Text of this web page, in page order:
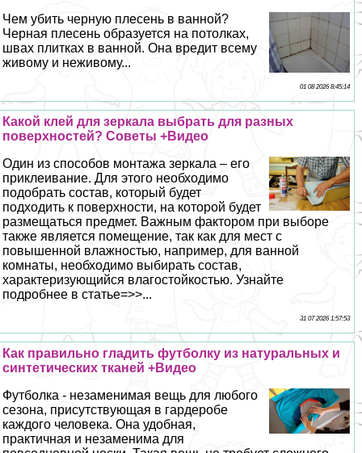
Чем убить черную плесень в ванной?
Черная плесень образуется на потолках,
швах плитках в ванной. Она вредит всему
живому и неживому...
01 08 2026 8:45:14
Какой клей для зеркала выбрать для разных
поверхностей? Советы +Видео
Один из способов монтажа зеркала – его
приклеивание. Для этого необходимо
подобрать состав, который будет
подходить к поверхности, на которой будет
размещаться предмет. Важным фактором при выборе
также является помещение, так как для мест с
повышенной влажностью, например, для ванной
комнаты, необходимо выбирать состав,
хаpaктеризующийся влагостойкостью. Узнайте
подробнее в статье=>>...
31 07 2026 1:57:53
Как правильно гладить футболку из натуральных и
синтетических тканей +Видео
Футболка - незаменимая вещь для любого
сезона, присутствующая в гардеробе
каждого человека. Она удобная,
пpaктичная и незаменима для